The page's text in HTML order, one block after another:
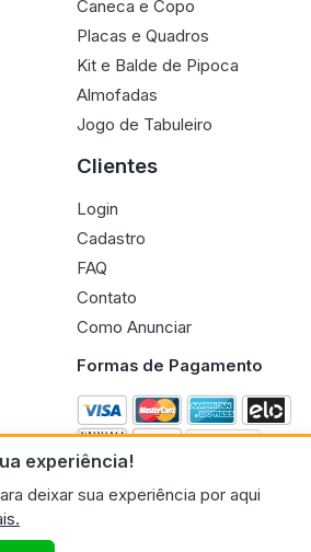
experiência!
deixar sua experiência por aqui
Caneca e Copo
Placas e Quadros
Kit e Balde de Pipoca
Almofadas
Jogo de Tabuleiro
Clientes
Login
Cadastro
FAQ
Contato
Como Anunciar
Formas de Pagamento